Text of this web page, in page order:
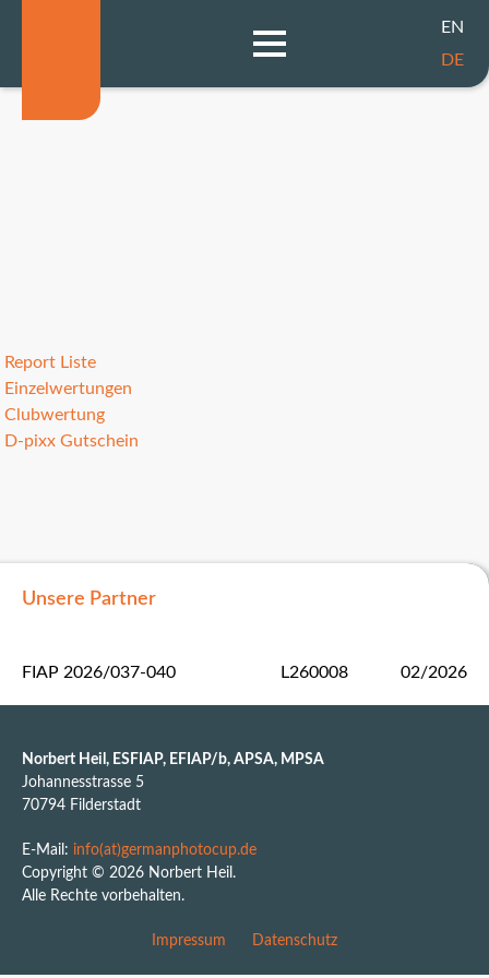
EN
DE
Report Liste
Einzelwertungen
Clubwertung
D-pixx Gutschein
Unsere Partner
FIAP 2026/037-040 L260008 02/2026
Norbert Heil, ESFIAP, EFIAP/b, APSA, MPSA
Johannesstrasse 5
70794 Filderstadt
E-Mail: info(at)germanphotocup.de
Copyright © 2026 Norbert Heil.
Alle Rechte vorbehalten.
Impressum Datenschutz